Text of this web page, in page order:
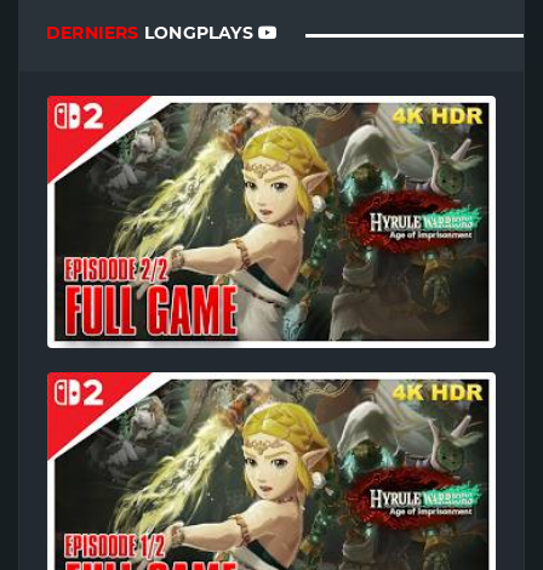
DERNIERS LONGPLAYS